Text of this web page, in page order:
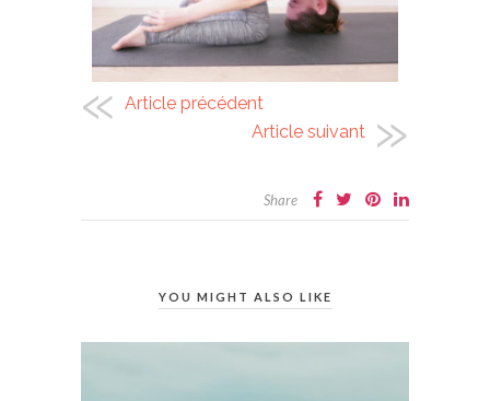
Article précédent
Article suivant
Share
YOU MIGHT ALSO LIKE